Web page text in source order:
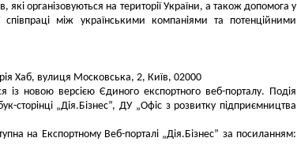
які організовуються на території України, а також допомога у
співпраці між українськими компаніями та потенційними
Хаб, вулиця Московська, 2, Київ, 02000
із новою версією Єдиного експортного веб-порталу. Подія
сторінці „Дія.Бізнес”, ДУ „Офіс з розвитку підприємництва
на Експортному Веб-порталі „Дія.Бізнес” за посиланням: